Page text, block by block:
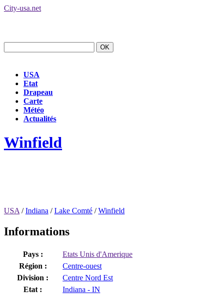
City-usa.net
USA
Etat
Drapeau
Carte
Météo
Actualités
Winfield
USA /Indiana /Lake Comté /Winfield
Informations
Pays :
Etats Unis d'Amerique
Région :
Centre-ouest
Division :
Centre Nord Est
Etat :
Indiana - IN